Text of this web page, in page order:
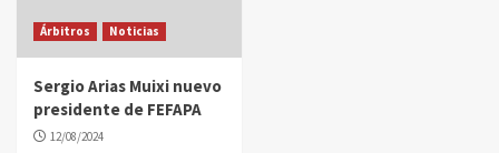
Árbitros Noticias
Sergio Arias Muixi nuevo
presidente de FEFAPA
12/08/2024